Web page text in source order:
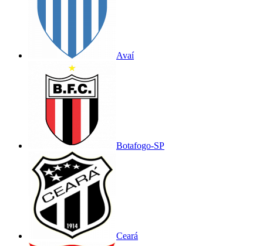
Avaí
Botafogo-SP
Ceará